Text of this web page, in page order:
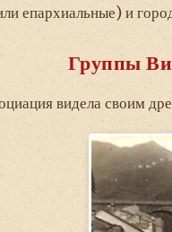
епархиальные) и
Группы
видела своим